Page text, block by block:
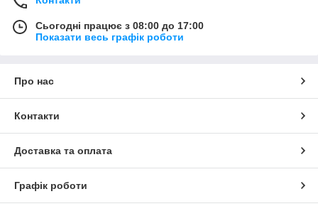
Сьогодні працює з 08:00 до 17:00
Показати весь графік роботи
Про нас
Контакти
Доставка та оплата
Графік роботи